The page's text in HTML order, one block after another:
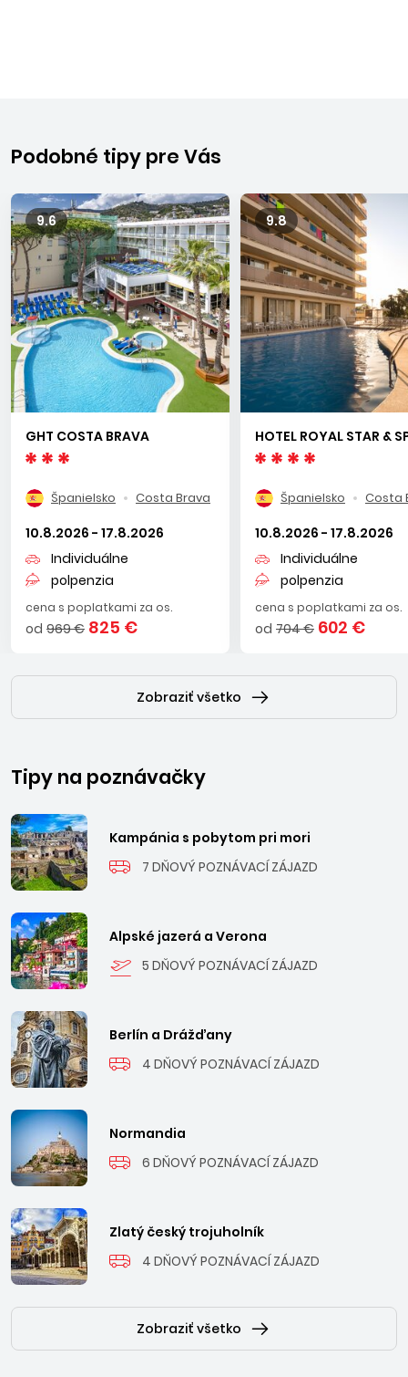
rušným nočným životom, barmi, zábavnými podnikmi a
diskotékami, deti láka blízky akvapark. Skaliská sa dvíhajú od
morského dna a tvoria nádherné pozadie divokého
pobrežia. Názov mestečka pochádza zo starobylého
Lauredal – vavrínový háj. Nádherné zlaté pláže sú ním
obkolesené. Vzdialenosť od letiska v Barcelone je asi 85
minút.
Podobné tipy pre Vás
9.6
GHT COSTA BRAVA
Španielsko Costa Brava
10.8.2026 - 17.8.2026
Individuálne
polpenzia
cena s poplatkami za os.
od 969 € 825 €
9.8
HOTEL ROYAL STAR &
Španielsko Costa
10.8.2026 - 17.8.2026
Individuálne
polpenzia
cena s poplatkami za os.
od 704 € 602 €
Zobraziť všetko
Tipy na poznávačky
Kampánia s pobytom pri mori
7 DŇOVÝ POZNÁVACÍ ZÁJAZD
Alpské jazerá a Verona
5 DŇOVÝ POZNÁVACÍ ZÁJAZD
Berlín a Drážďany
4 DŇOVÝ POZNÁVACÍ ZÁJAZD
Normandia
6 DŇOVÝ POZNÁVACÍ ZÁJAZD
Zlatý český trojuholník
4 DŇOVÝ POZNÁVACÍ ZÁJAZD
Zobraziť všetko